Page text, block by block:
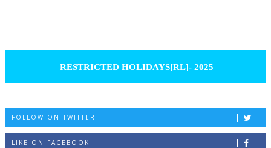
RESTRICTED HOLIDAYS[RL]- 2025
FOLLOW ON TWITTER
LIKE ON FACEBOOK